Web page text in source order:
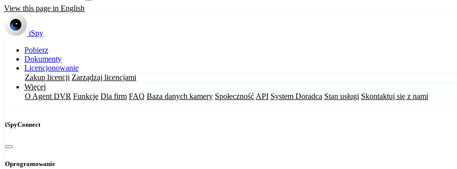
View this page in English
iSpy
Pobierz
Dokumenty
Licencjonowanie
Zakup licencji Zarządzaj licencjami
Więcej
O Agent DVR Funkcje Dla firm FAQ Baza danych kamery Społeczność API System Doradca Stan usługi Skontaktuj się z nami
iSpyConnect
Oprogramowanie